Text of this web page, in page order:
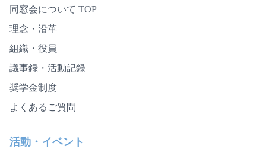
同窓会について TOP
理念・沿革
組織・役員
議事録・活動記録
奨学金制度
よくあるご質問
活動・イベント